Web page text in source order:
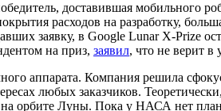
доставившая мобильного
расходов на разработку,
заявку, в Google Lunar X-Prize
на приз, заявил, что не верит в
аппарата. Компания решила
любых заказчиков.
на орбите Луны. Пока у НАСА нет